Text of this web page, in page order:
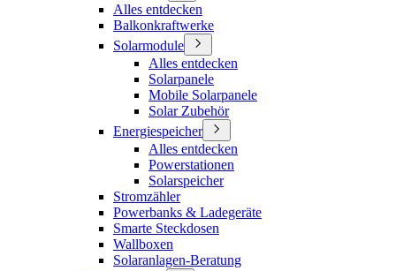
Alles entdecken
Balkonkraftwerke
Solarmodule
Alles entdecken
Solarpanele
Mobile Solarpanele
Solar Zubehör
Energiespeicher
Alles entdecken
Powerstationen
Solarspeicher
Stromzähler
Powerbanks & Ladegeräte
Smarte Steckdosen
Wallboxen
Solaranlagen-Beratung